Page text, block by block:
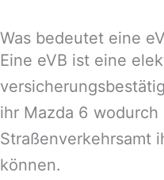
Was bedeutet eine
Eine eVB ist eine
ihr Mazda 6 wodurch
Straßenverkehrsamt
können.